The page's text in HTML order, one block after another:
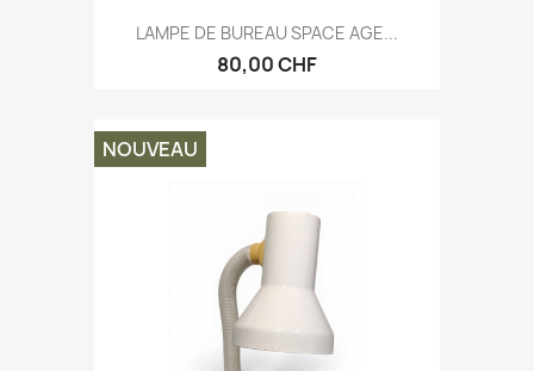
LAMPE DE BUREAU SPACE AGE...
80,00 CHF
NOUVEAU